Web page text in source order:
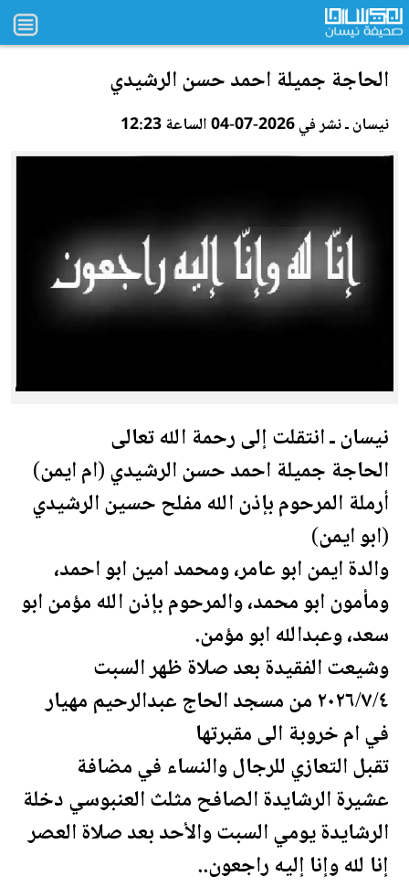
الحاجة جميلة احمد حسن الرشيدي
نيسان ـ نشر في 2026-07-04 الساعة 12:23
نيسان ـ انتقلت إلىرحمةالله تعالى
الحاجة جميلة احمد حسن الرشيدي (ام ايمن)
أرملة المرحوم بإذن الله مفلح حسين الرشيدي
(ابو ايمن)
والدة ايمن ابو عامر، ومحمد امين ابو احمد،
ومأمون ابو محمد، والمرحوم بإذن الله مؤمن ابو
سعد، وعبدالله ابو مؤمن.
وشيعت الفقيدة بعد صلاة ظهر السبت
٢٠٢٦/٧/٤ من مسجد الحاج عبدالرحيم مهيار
في ام خروبة الى مقبرتها
تقبلالتعازي للرجال والنساء في مضافة
عشيرةالرشايدةالصافح مثلث العنبوسي دخلة
الرشايدةيومي السبت والأحد بعد صلاة العصر
إنا لله وإنا إليه راجعون..